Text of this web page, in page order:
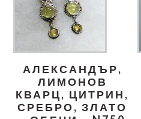
АЛЕКСАНДЪР,
ЛИМОНОВ
КВАРЦ, ЦИТРИН,
СРЕБРО, ЗЛАТО